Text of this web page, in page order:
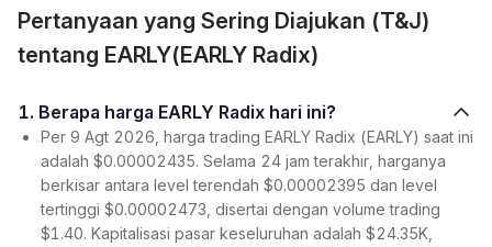
Pertanyaan yang Sering Diajukan (T&J)
tentang EARLY(EARLY Radix)
1. Berapa harga EARLY Radix hari ini?
Per 9 Agt 2026, harga trading EARLY Radix (EARLY) saat ini
adalah $0.00002435. Selama 24 jam terakhir, harganya
berkisar antara level terendah $0.00002395 dan level
tertinggi $0.00002473, disertai dengan volume trading
$1.40. Kapitalisasi pasar keseluruhan adalah $24.35K,